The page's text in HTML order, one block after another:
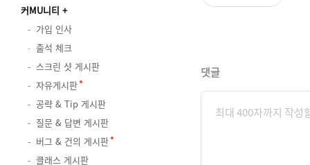
커MU니티
가입 인사
출석 체크
스크린 샷 게시판
자유게시판
공략 & Tip 게시판
질문 & 답변 게시판
버그 & 건의 게시판
클래스 게시판
댓글